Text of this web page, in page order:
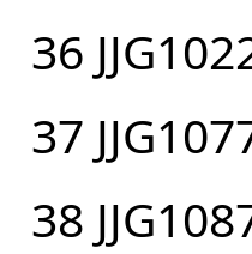
36
37
38